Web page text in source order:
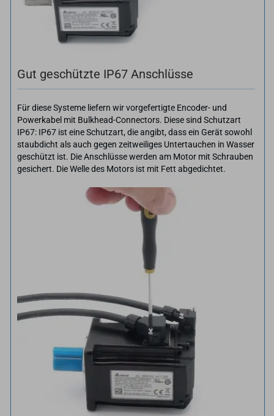
Gut geschützte IP67 Anschlüsse
Für diese Systeme liefern wir vorgefertigte Encoder- und
Powerkabel mit Bulkhead-Connectors. Diese sind Schutzart
IP67: IP67 ist eine Schutzart, die angibt, dass ein Gerät sowohl
staubdicht als auch gegen zeitweiliges Untertauchen in Wasser
geschützt ist. Die Anschlüsse werden am Motor mit Schrauben
gesichert. Die Welle des Motors ist mit Fett abgedichtet.